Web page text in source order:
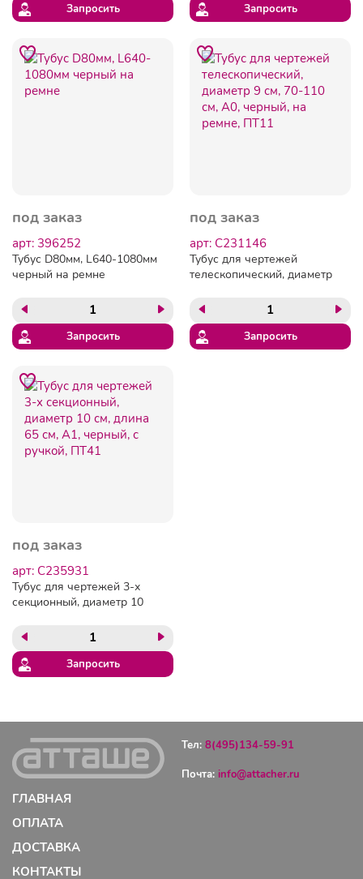
Запросить Запросить
под заказ
арт: 396252
Тубус D80мм, L640-1080мм
черный на ремне
Запросить
под заказ
арт: C231146
Тубус для чертежей
телескопический, диаметр
черный, на ремне, ПТ11
Запросить
под заказ
арт: C235931
Тубус для чертежей 3-х
секционный, диаметр 10
черный, с ручкой, ПТ41
Запросить
Тел: 8(495)134-59-91
Почта: info@attacher.ru
ГЛАВНАЯ
ОПЛАТА
ДОСТАВКА
КОНТАКТЫ